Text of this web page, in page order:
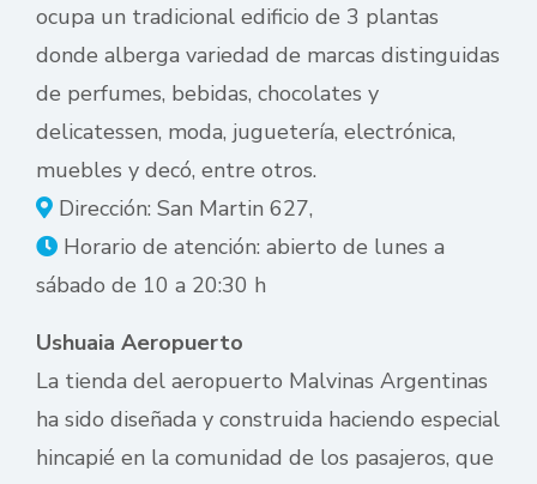
ocupa un tradicional edificio de 3 plantas
donde alberga variedad de marcas distinguidas
de perfumes, bebidas, chocolates y
delicatessen, moda, juguetería, electrónica,
muebles y decó, entre otros.
Dirección: San Martin 627,
Horario de atención: abierto de lunes a
sábado de 10 a 20:30 h
Ushuaia Aeropuerto
La tienda del aeropuerto Malvinas Argentinas
ha sido diseñada y construida haciendo especial
hincapié en la comunidad de los pasajeros, que